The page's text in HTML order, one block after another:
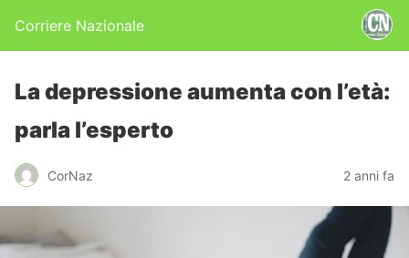
Corriere Nazionale
La depressione aumenta con l’età:
parla l’esperto
CorNaz 2 anni fa